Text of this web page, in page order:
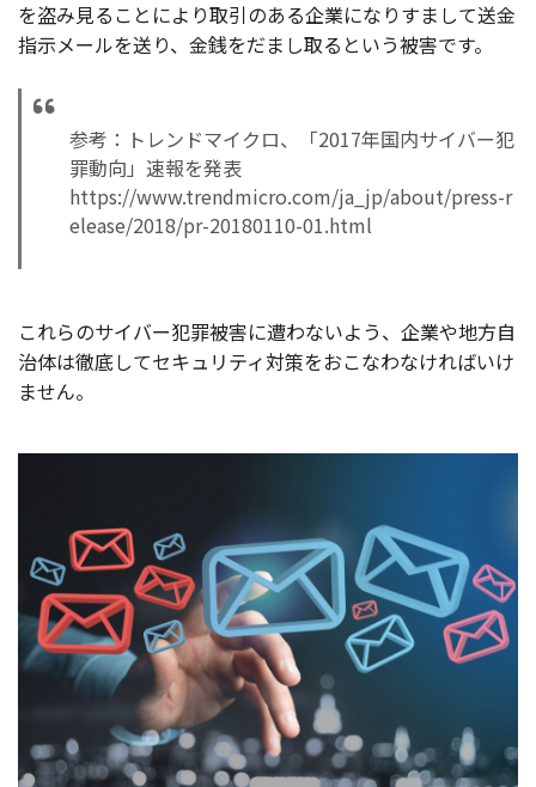
を盗み見ることにより取引のある企業になりすまして送金
指示メールを送り、金銭をだまし取るという被害です。
参考：トレンドマイクロ、「2017年国内サイバー犯
罪動向」速報を発表
https://www.trendmicro.com/ja_jp/about/press-r
elease/2018/pr-20180110-01.html
これらのサイバー犯罪被害に遭わないよう、企業や地方自
治体は徹底してセキュリティ対策をおこなわなければいけ
ません。